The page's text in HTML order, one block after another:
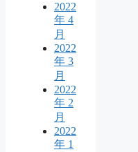
2022
年 4
月
2022
年 3
月
2022
年 2
月
2022
年 1